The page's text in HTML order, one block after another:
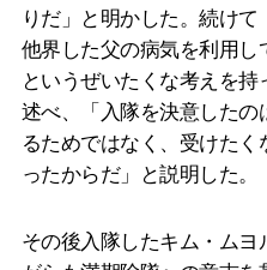
りだ」と明かした。続け
他界した父の病気を利用
というぜいたくな考えを
述べ、「入隊を決意した
るためではなく、受けた
ったからだ」と説明した。
その後入隊したキム・ム